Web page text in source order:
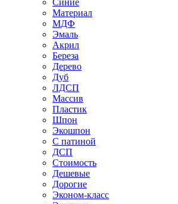
Синие
Материал
МДФ
Эмаль
Акрил
Береза
Дерево
Дуб
ЛДСП
Массив
Пластик
Шпон
Экошпон
С патиной
ДСП
Стоимость
Дешевые
Дорогие
Эконом-класс